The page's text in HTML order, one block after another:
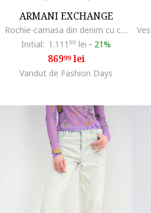
ARMANI EXCHANGE
Rochie-camasa din denim cu cordon in talie, Albastru ultramarin
Initial: 1.111 99 lei - 21%
86999lei
Vandut de Fashion Days